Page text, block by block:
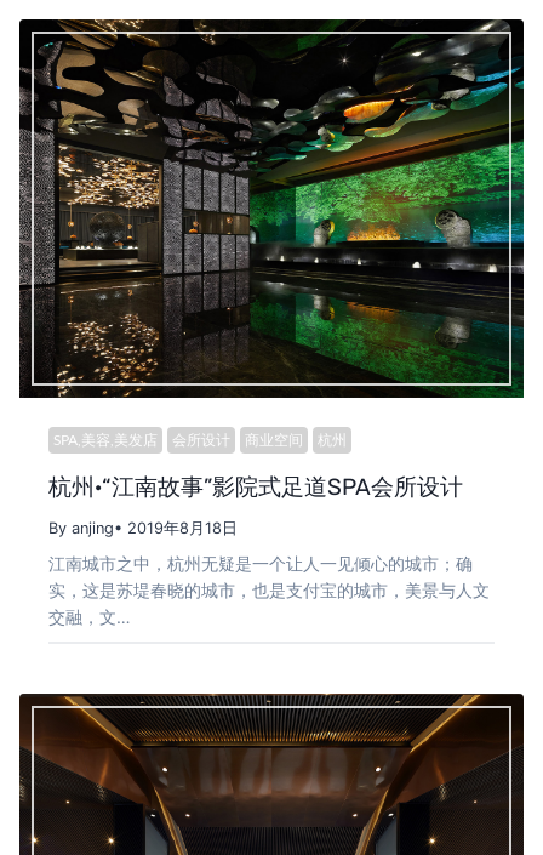
SPA,美容,美发店 会所设计 商业空间 杭州
杭州·“江南故事”影院式足道SPA会所设计
By anjing• 2019年8月18日
江南城市之中，杭州无疑是一个让人一见倾心的城市；确
实，这是苏堤春晓的城市，也是支付宝的城市，美景与人文
交融，文…